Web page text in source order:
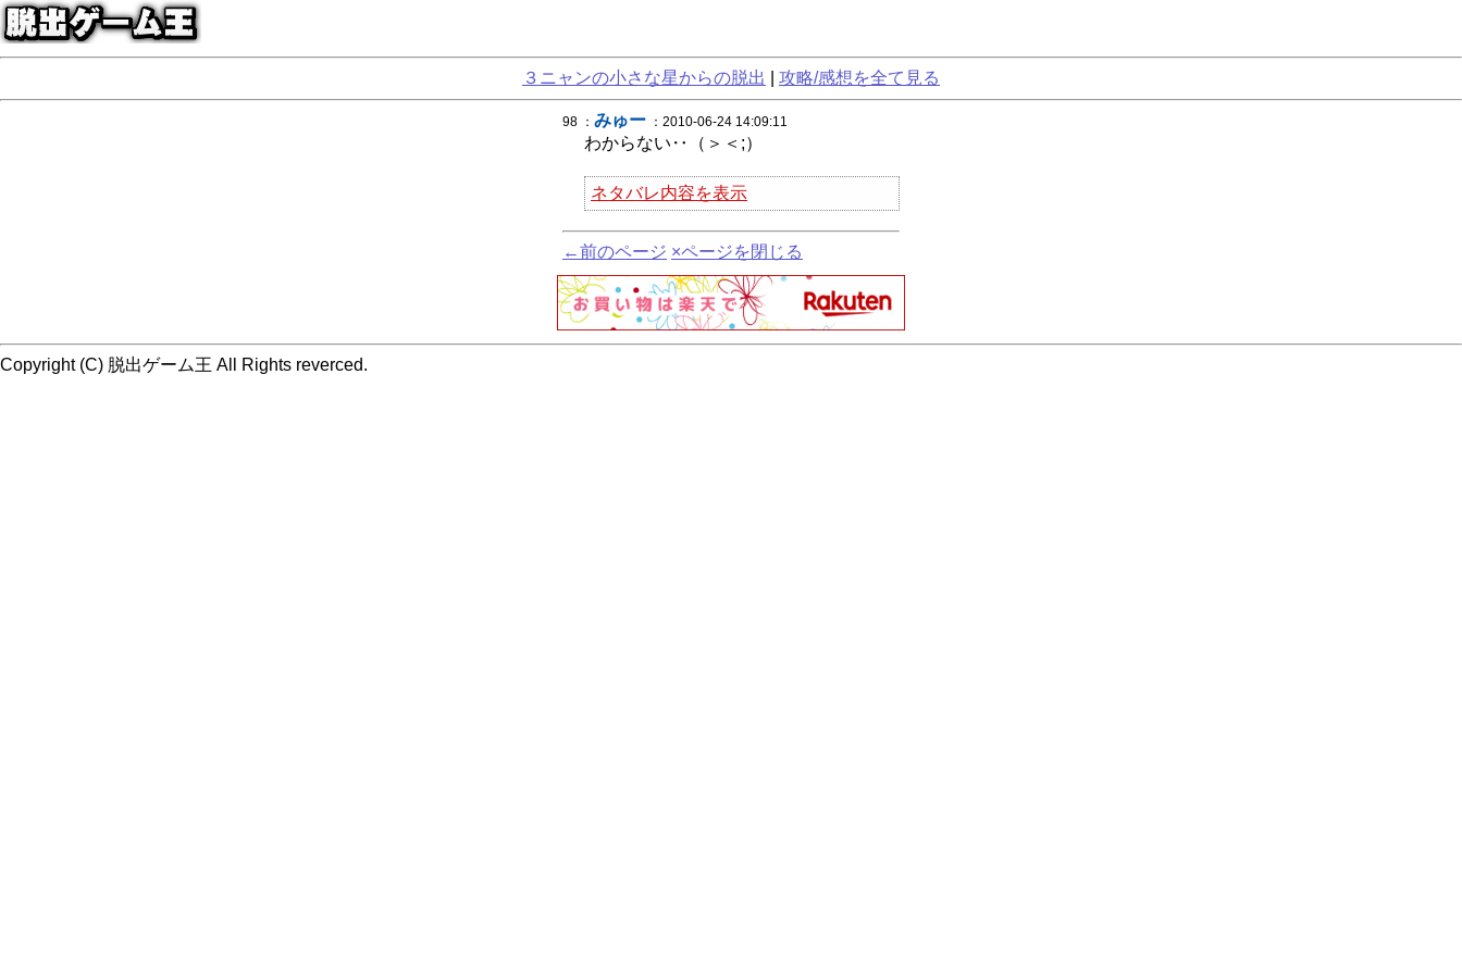
３ニャンの小さな星からの脱出 攻略/感想を全て見る
98 ： みゅー ：2010-06-24 14:09:11
わからない‥（＞＜;）
ネタバレ内容を表示
←前のページ ×ページを閉じる
Copyright (C) 脱出ゲーム王 All Rights reverced.